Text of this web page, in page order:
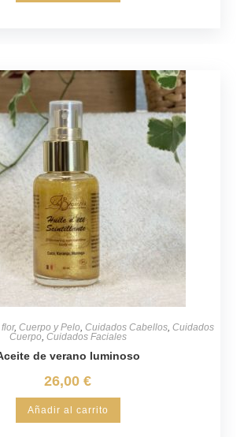
, Cuerpo y Pelo, Cuidados Cabellos, Cuidados
Cuerpo, Cuidados Faciales
de verano luminoso
26,00 €
Añadir al carrito